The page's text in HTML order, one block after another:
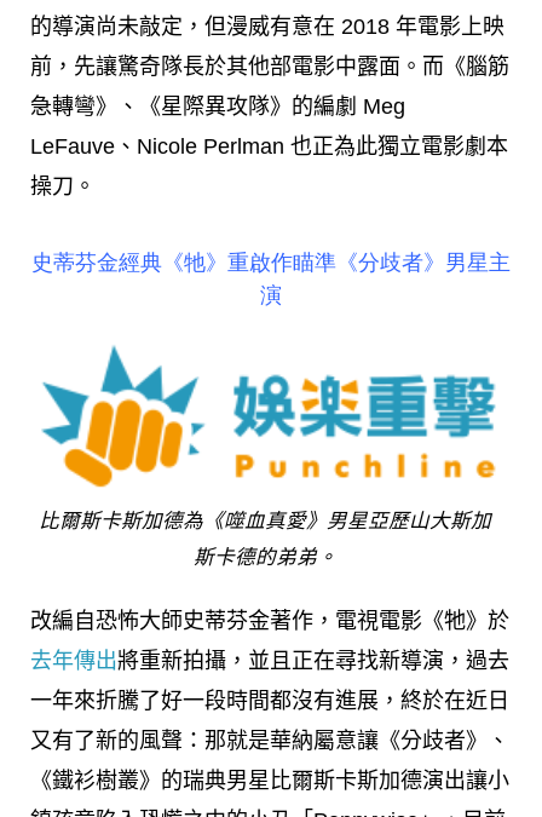
的導演尚未敲定，但漫威有意在 2018 年電影上映
前，先讓驚奇隊長於其他部電影中露面。而《腦筋
急轉彎》、《星際異攻隊》的編劇 Meg
LeFauve、Nicole Perlman 也正為此獨立電影劇本
操刀。
史蒂芬金經典《牠》重啟作瞄準《分歧者》男星主
演
比爾斯卡斯加德為《噬血真愛》男星亞歷山大斯加
斯卡德的弟弟。
改編自恐怖大師史蒂芬金著作，電視電影《牠》於
去年傳出將重新拍攝，並且正在尋找新導演，過去
一年來折騰了好一段時間都沒有進展，終於在近日
又有了新的風聲：那就是華納屬意讓《分歧者》、
《鐵衫樹叢》的瑞典男星比爾斯卡斯加德演出讓小